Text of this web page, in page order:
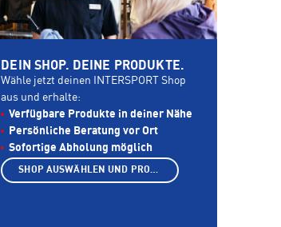
DEIN SHOP. DEINE PRODUKTE.
Wähle jetzt deinen INTERSPORT Shop
aus und erhalte:
Verfügbare Produkte in deiner Nähe
Persönliche Beratung vor Ort
Sofortige Abholung möglich
SHOP AUSWÄHLEN UND PRODUKTE ANZEIGEN